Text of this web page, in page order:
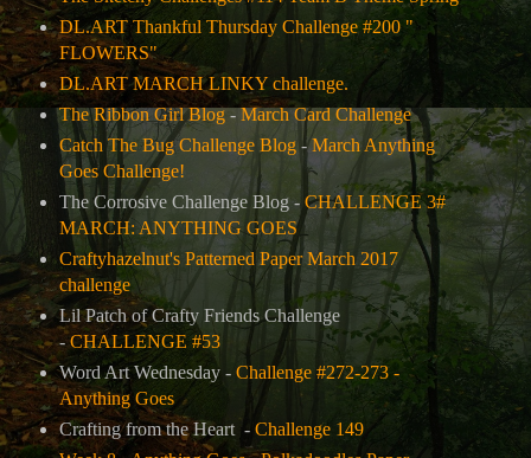
DL.ART Thankful Thursday Challenge #200 "
FLOWERS"
DL.ART MARCH LINKY challenge.
The Ribbon Girl Blog-March Card Challenge
Catch The Bug Challenge Blog-March Anything
Goes Challenge!
The Corrosive Challenge Blog - CHALLENGE 3#
MARCH: ANYTHING GOES
Craftyhazelnut's Patterned Paper March 2017
challenge
Lil Patch of Crafty Friends Challenge
-CHALLENGE #53
Word Art Wednesday - Challenge #272-273 -
Anything Goes
Crafting from the Heart - Challenge 149